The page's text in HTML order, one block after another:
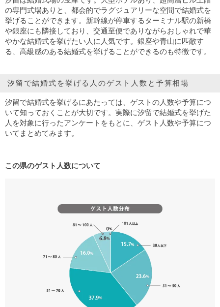
の専門式場ありと、都会的でラグジュアリーな空間で結婚式を
挙げることができます。新幹線が停車するターミナル駅の新橋
や銀座にも隣接しており、交通至便でありながらおしゃれで華
やかな結婚式を挙げたい人に人気です。銀座や青山に匹敵す
る、高級感のある結婚式を挙げることができるのも特徴です。
汐留で結婚式を挙げる人のゲスト人数と予算相場
汐留で結婚式を挙げるにあたっては、ゲストの人数や予算につ
いて知っておくことが大切です。実際に汐留で結婚式を挙げた
人を対象に行ったアンケートをもとに、ゲスト人数や予算につ
いてまとめてみます。
この県のゲスト人数について